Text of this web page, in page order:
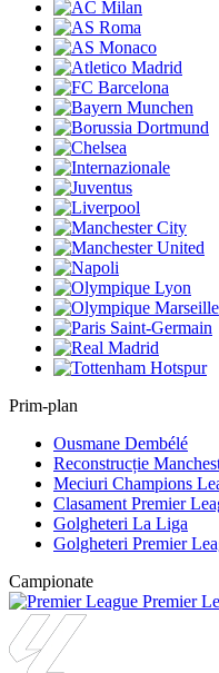
Prim-plan
Ousmane Dembélé
Reconstrucție
Meciuri Champions
Clasament Premier
Golgheteri La Liga
Golgheteri Premier
Campionate
Premier